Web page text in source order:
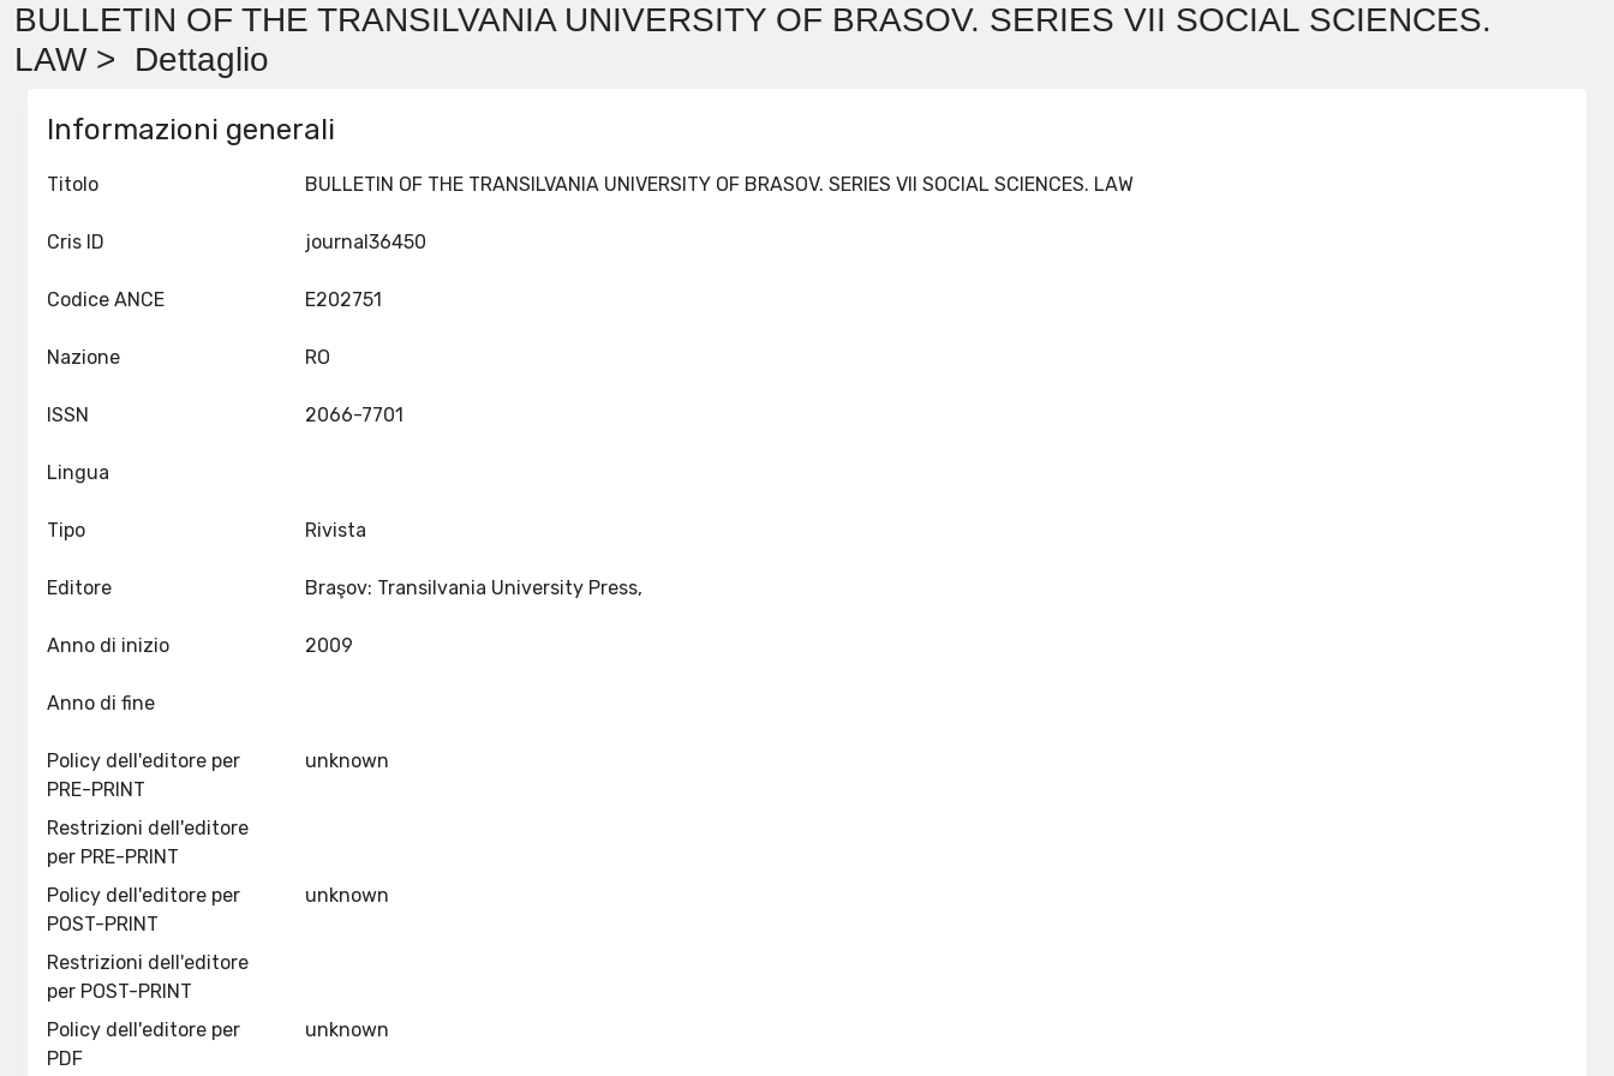
BULLETIN OF THE TRANSILVANIA UNIVERSITY OF BRASOV. SERIES VII SOCIAL SCIENCES.
LAW > Dettaglio
Informazioni generali
Titolo
Cris ID
Codice ANCE
Nazione
ISSN
Lingua
Tipo Rivista
Editore
Anno di inizio
Anno di fine
Policy dell'editore per
PRE-PRINT
Restrizioni dell'editore
per PRE-PRINT
Policy dell'editore per
POST-PRINT
Restrizioni dell'editore
per POST-PRINT
Policy dell'editore per
PDF